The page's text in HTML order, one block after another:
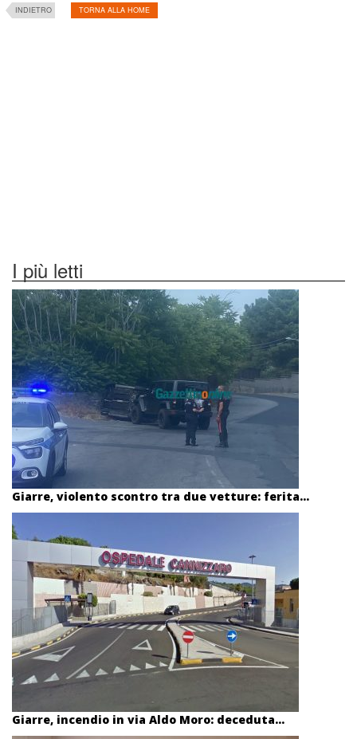
INDIETRO TORNA ALLA HOME
I più letti
Giarre, violento scontro tra due vetture: ferita...
Giarre, incendio in via Aldo Moro: deceduta...